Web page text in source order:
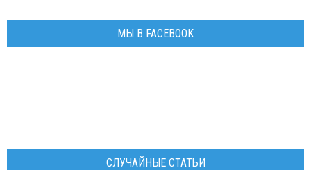
МЫ В FACEBOOK
СЛУЧАЙНЫЕ СТАТЬИ